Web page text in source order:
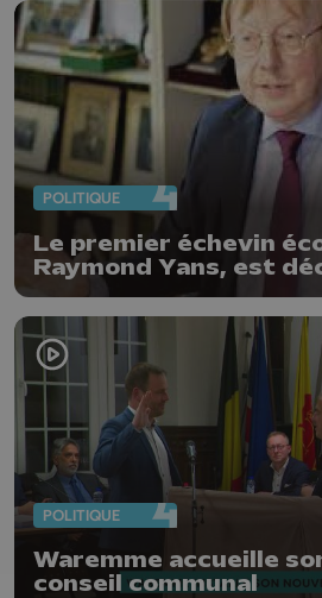
POLITIQUE
Le premier échevin
Raymond Yans, est
POLITIQUE
Waremme accueille
conseil communal